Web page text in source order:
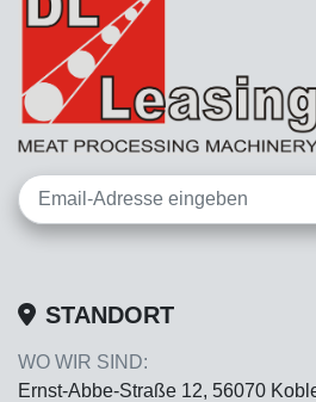
STANDORT
WO WIR SIND:
Ernst-Abbe-Straße 12, 56070